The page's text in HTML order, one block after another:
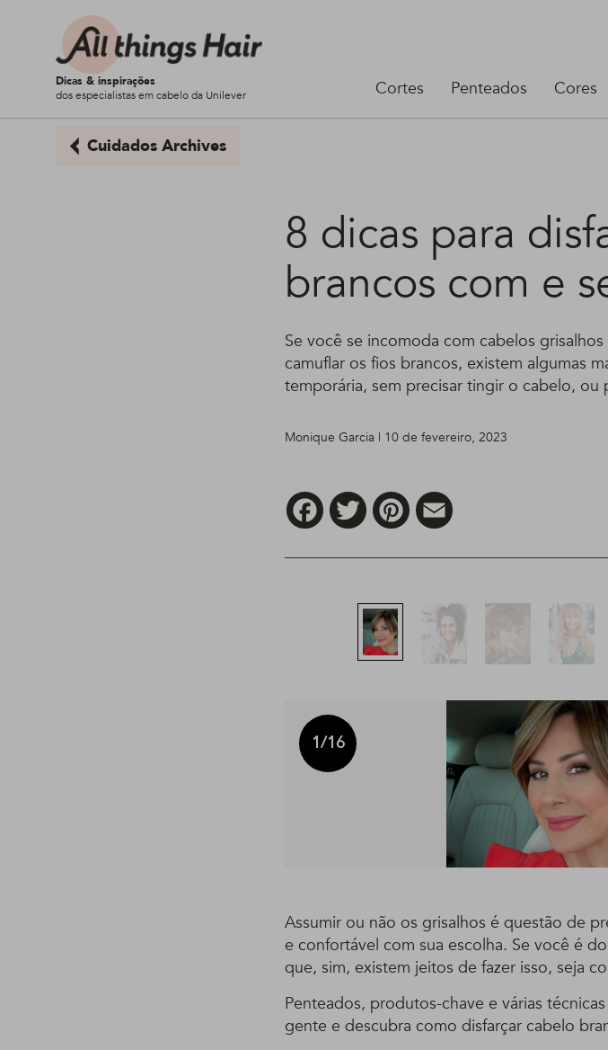
Dicas & inspirações
dos especialistas em cabelo da Unilever
Cortes Penteados Cores
Cuidados Archives
8 dicas para
brancos com e
Se você se incomoda com cabelos
camuflar os fios brancos, existem algumas
temporária, sem precisar tingir o cabelo, ou
Monique Garcia | 10 de fevereiro, 2023
FacebookTwitter Pinterest
1/16
Assumir ou não os grisalhos é questão de
e confortável com sua escolha. Se você é
que, sim, existem jeitos de fazer isso, seja
Penteados, produtos-chave e várias
gente e descubra como disfarçar cabelo